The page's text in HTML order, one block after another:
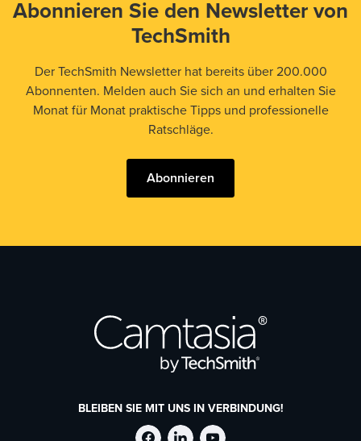
Abonnieren Sie den Newsletter von
TechSmith
Der TechSmith Newsletter hat bereits über 200.000
Abonnenten. Melden auch Sie sich an und erhalten Sie
Monat für Monat praktische Tipps und professionelle
Ratschläge.
Abonnieren
BLEIBEN SIE MIT UNS IN VERBINDUNG!